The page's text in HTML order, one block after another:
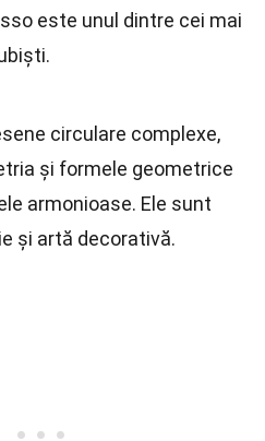
este unul dintre cei mai
circulare complexe,
și formele geometrice
armonioase. Ele sunt
și artă decorativă.